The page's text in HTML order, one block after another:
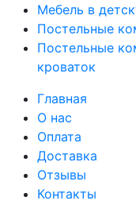
Мебель в
Постельные
Постельные
кроваток
Главная
О нас
Оплата
Доставка
Отзывы
Контакты